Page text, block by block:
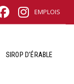
EMPLOIS
SIROP D’ÉRABLE